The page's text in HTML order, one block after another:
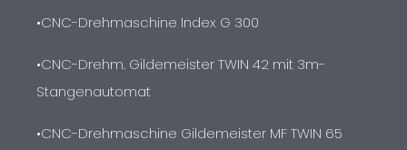
•CNC-Drehmaschine Index G 300
•CNC-Drehm. Gildemeister TWIN 42 mit 3m-
Stangenautomat
•CNC-Drehmaschine Gildemeister MF TWIN 65